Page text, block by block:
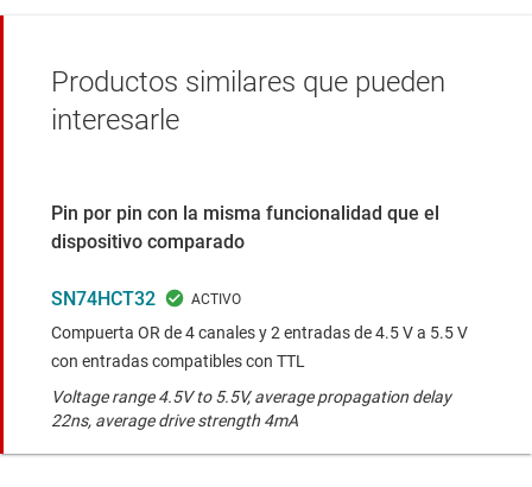
Productos similares que pueden
interesarle
Pin por pin con la misma funcionalidad que el
dispositivo comparado
SN74HCT32
Compuerta OR de 4 canales y 2 entradas de 4.5 V a 5.5 V
con entradas compatibles con TTL
Voltage range 4.5V to 5.5V, average propagation delay
22ns, average drive strength 4mA